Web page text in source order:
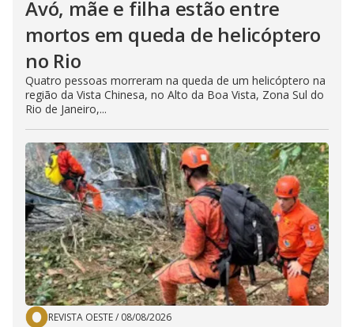
Avó, mãe e filha estão entre
mortos em queda de helicóptero
no Rio
Quatro pessoas morreram na queda de um helicóptero na
região da Vista Chinesa, no Alto da Boa Vista, Zona Sul do
Rio de Janeiro,...
REVISTA OESTE/ 08/08/2026